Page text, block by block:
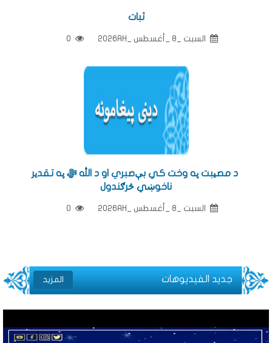
ثبات
السبت _8 _أغسطس _2026AH 0
د مصیبت په وخت كي بې‌صبري او د الله ﷻ په تقدیر
ناخوښي څرګندول
السبت _8 _أغسطس _2026AH 0
جديد الفيديوهات المزيد